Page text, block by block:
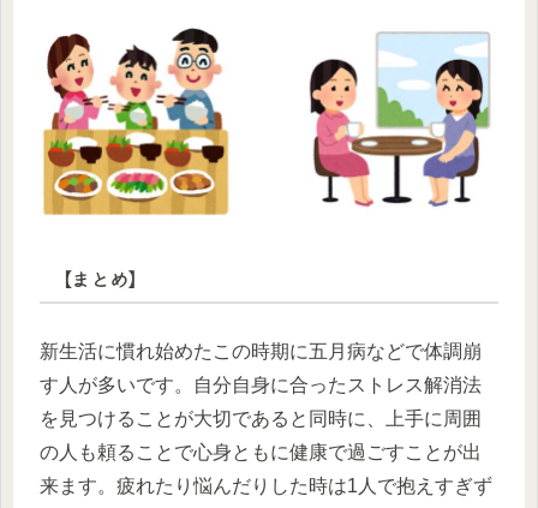
【まとめ】
新生活に慣れ始めたこの時期に五月病などで体調崩
す人が多いです。自分自身に合ったストレス解消法
を見つけることが大切であると同時に、上手に周囲
の人も頼ることで心身ともに健康で過ごすことが出
来ます。疲れたり悩んだりした時は1人で抱えすぎず